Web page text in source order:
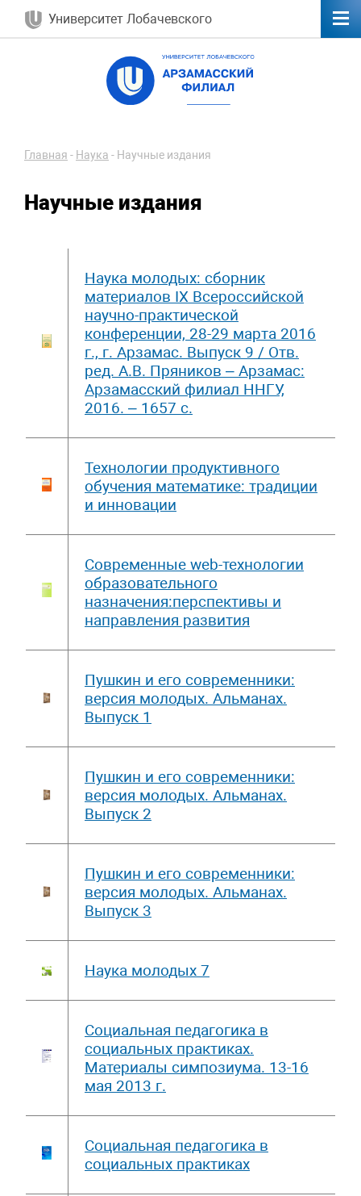
Университет Лобачевского
Главная - Наука - Научные издания
Научные издания
Наука молодых: сборник
материалов IX Всероссийской
научно-практической
конференции, 28-29 марта 2016
г., г. Арзамас. Выпуск 9 / Отв.
ред. А.В. Пряников – Арзамас:
Арзамасский филиал ННГУ,
2016. – 1657 с.
Технологии продуктивного
обучения математике: традиции
и инновации
Современные web-технологии
образовательного
назначения:перспективы и
направления развития
Пушкин и его современники:
версия молодых. Альманах.
Выпуск 1
Пушкин и его современники:
версия молодых. Альманах.
Выпуск 2
Пушкин и его современники:
версия молодых. Альманах.
Выпуск 3
Наука молодых 7
Социальная педагогика в
социальных практиках.
Материалы симпозиума. 13-16
мая 2013 г.
Социальная педагогика в
социальных практиках